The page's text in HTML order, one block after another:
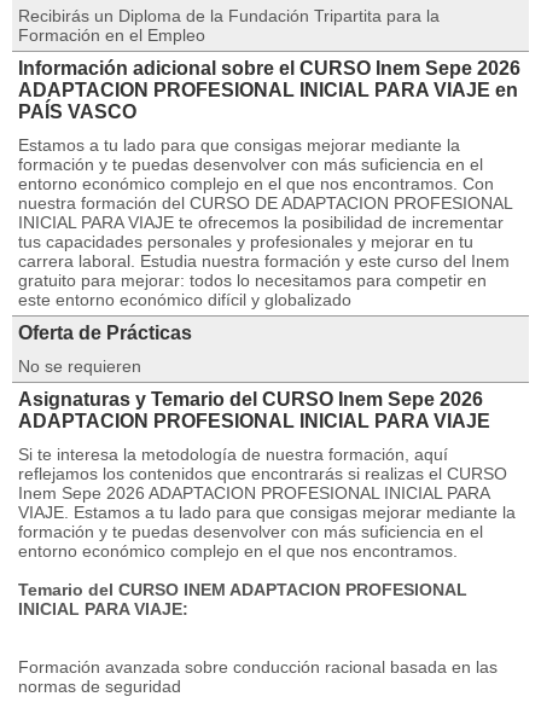
Recibirás un Diploma de la Fundación Tripartita para la
Formación en el Empleo
Información adicional sobre el CURSO Inem Sepe 2026
ADAPTACION PROFESIONAL INICIAL PARA VIAJE en
PAÍS VASCO
Estamos a tu lado para que consigas mejorar mediante la
formación y te puedas desenvolver con más suficiencia en el
entorno económico complejo en el que nos encontramos. Con
nuestra formación del CURSO DE ADAPTACION PROFESIONAL
INICIAL PARA VIAJE te ofrecemos la posibilidad de incrementar
tus capacidades personales y profesionales y mejorar en tu
carrera laboral. Estudia nuestra formación y este curso del Inem
gratuito para mejorar: todos lo necesitamos para competir en
este entorno económico difícil y globalizado
Oferta de Prácticas
No se requieren
Asignaturas y Temario del CURSO Inem Sepe 2026
ADAPTACION PROFESIONAL INICIAL PARA VIAJE
Si te interesa la metodología de nuestra formación, aquí
reflejamos los contenidos que encontrarás si realizas el CURSO
Inem Sepe 2026 ADAPTACION PROFESIONAL INICIAL PARA
VIAJE. Estamos a tu lado para que consigas mejorar mediante la
formación y te puedas desenvolver con más suficiencia en el
entorno económico complejo en el que nos encontramos.
Temario del CURSO INEM ADAPTACION PROFESIONAL
INICIAL PARA VIAJE:
Formación avanzada sobre conducción racional basada en las
normas de seguridad